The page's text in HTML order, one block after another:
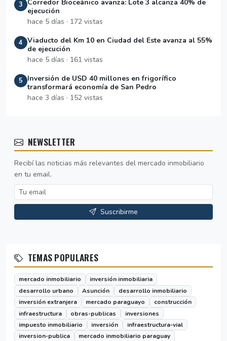
3
Corredor Bioceánico avanza: Lote 3 alcanza 40% de
ejecución
hace 5 días · 172 vistas
4 Viaducto del Km 10 en Ciudad del Este avanza al 55%
de ejecución
hace 5 días · 161 vistas
5
Inversión de USD 40 millones en frigorífico
transformará economía de San Pedro
hace 3 días · 152 vistas
NEWSLETTER
Recibí las noticias más relevantes del mercado inmobiliario
en tu email.
Suscribirme
TEMAS POPULARES
mercado inmobiliario
inversión inmobiliaria
desarrollo urbano
Asunción
desarrollo inmobiliario
inversión extranjera
mercado paraguayo
construcción
infraestructura
obras-publicas
inversiones
impuesto inmobiliario
inversión
infraestructura-vial
inversion-publica
mercado inmobiliario paraguay